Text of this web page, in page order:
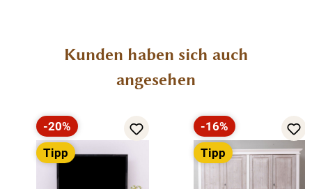
Produktgalerie überspringen
Kunden haben sich auch
angesehen
Rabatt
-20%
Tipp
Rabatt
-16%
Tipp